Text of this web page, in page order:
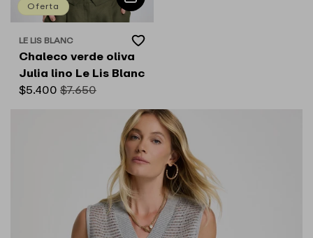
Oferta
Proveedor:
LE LIS BLANC
Add
to
Wishlist
Chaleco verde oliva
Julia lino Le Lis Blanc
Precio
$5.400 Precio
$7.650